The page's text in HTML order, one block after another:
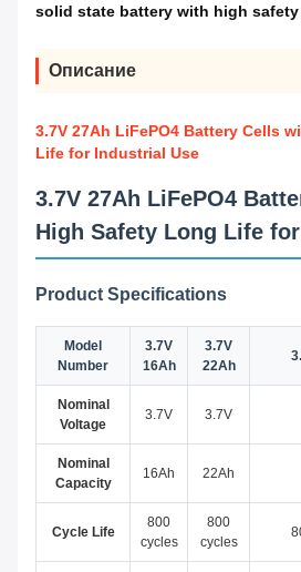
solid state battery with high safety
Описание
3.7V 27Ah LiFePO4 Battery Cells
Life for Industrial Use
3.7V 27Ah LiFePO4
High Safety Long Life
Product Specifications
Model
Number
3.7V
16Ah
3.7V
22Ah
Nominal
Voltage
3.7V 3.7V
Nominal
Capacity
16Ah 22Ah
Cycle Life
800
cycles
800
cycles